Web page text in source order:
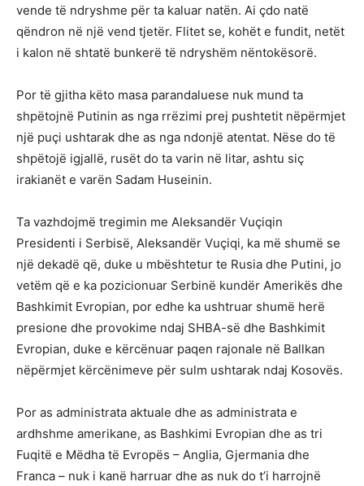
vende të ndryshme për ta kaluar natën. Ai çdo natë
qëndron në një vend tjetër. Flitet se, kohët e fundit, netët
i kalon në shtatë bunkerë të ndryshëm nëntokësorë.
Por të gjitha këto masa parandaluese nuk mund ta
shpëtojnë Putinin as nga rrëzimi prej pushtetit nëpërmjet
një puçi ushtarak dhe as nga ndonjë atentat. Nëse do të
shpëtojë igjallë, rusët do ta varin në litar, ashtu siç
irakianët e varën Sadam Huseinin.
Ta vazhdojmë tregimin me Aleksandër Vuçiqin
Presidenti i Serbisë, Aleksandër Vuçiqi, ka më shumë se
një dekadë që, duke u mbështetur te Rusia dhe Putini, jo
vetëm që e ka pozicionuar Serbinë kundër Amerikës dhe
Bashkimit Evropian, por edhe ka ushtruar shumë herë
presione dhe provokime ndaj SHBA-së dhe Bashkimit
Evropian, duke e kërcënuar paqen rajonale në Ballkan
nëpërmjet kërcënimeve për sulm ushtarak ndaj Kosovës.
Por as administrata aktuale dhe as administrata e
ardhshme amerikane, as Bashkimi Evropian dhe as tri
Fuqitë e Mëdha të Evropës – Anglia, Gjermania dhe
Franca – nuk i kanë harruar dhe as nuk do t’i harrojnë